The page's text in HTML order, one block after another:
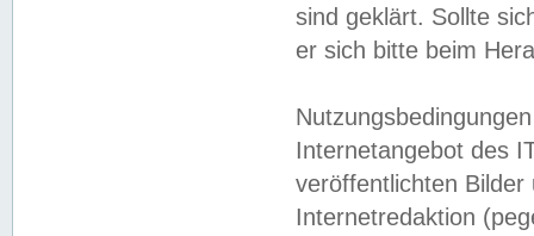
sind geklärt. Sollte
er sich bitte beim
Internetangebot des
veröffentlichten
Internetredaktion